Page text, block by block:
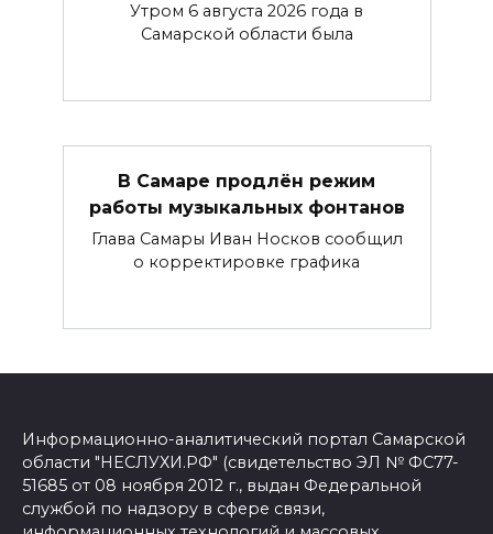
Утром 6 августа 2026 года в
Самарской области была
В Самаре продлён режим
работы музыкальных фонтанов
Глава Самары Иван Носков сообщил
о корректировке графика
Информационно-аналитический портал Самарской
области "НЕСЛУХИ.РФ" (свидетельство ЭЛ № ФС77-
51685 от 08 ноября 2012 г., выдан Федеральной
службой по надзору в сфере связи,